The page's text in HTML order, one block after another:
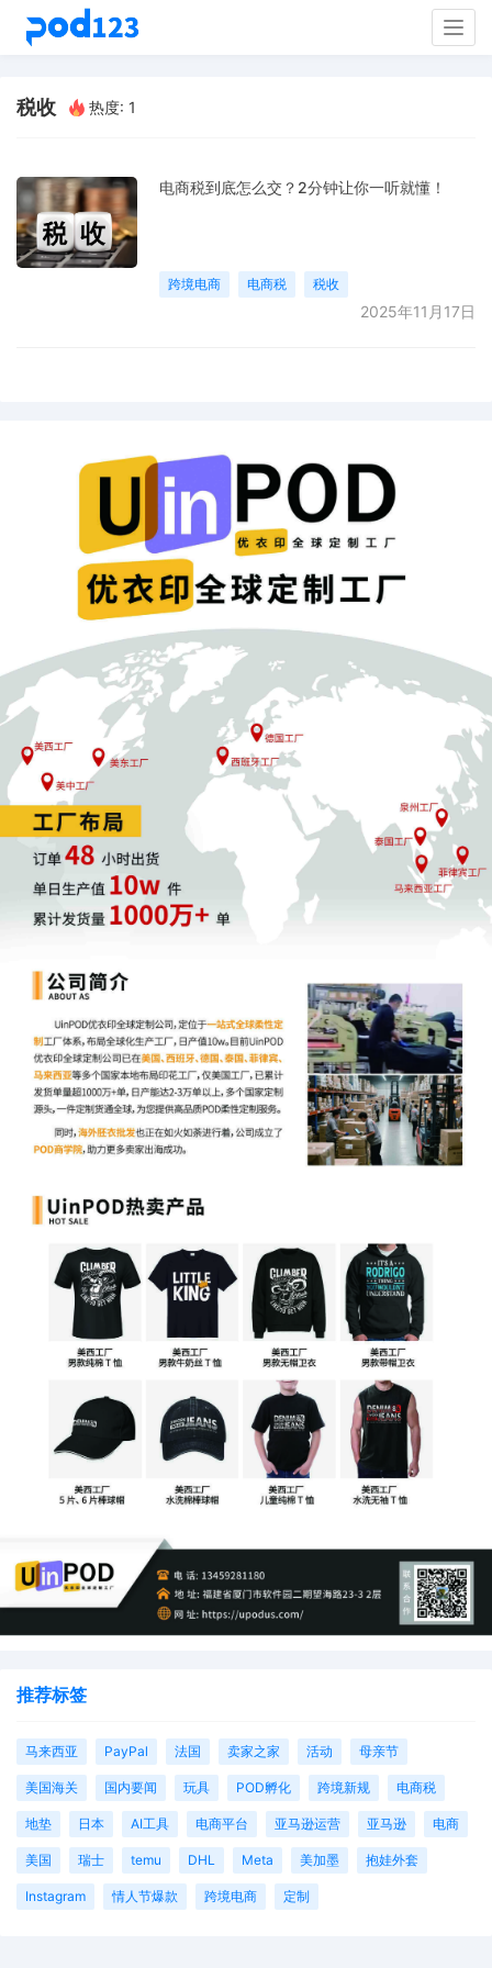
税收 热度: 1
电商税到底怎么交？2分钟让你一听就懂！
跨境电商 电商税 税收
2025年11月17日
推荐标签
马来西亚 PayPal 法国 卖家之家 活动 母亲节
美国海关 国内要闻 玩具 POD孵化 跨境新规 电商税
地垫 日本 AI工具 电商平台 亚马逊运营 亚马逊 电商
美国 瑞士 temu DHL Meta 美加墨 抱娃外套
Instagram 情人节爆款 跨境电商 定制